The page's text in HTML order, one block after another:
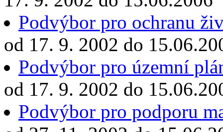
Podvýbor pro ochranu
od 17. 9. 2002 do
Podvýbor pro územní
od 17. 9. 2002 do
Podvýbor pro podporu